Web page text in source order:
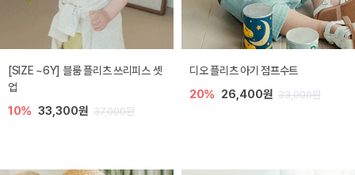
[SIZE ~6Y] 블룸 플리츠 쓰리피스 셋
업
10% 33,300원 37,000원
디오 플리츠 아기 점프수트
20% 26,400원 33,000원